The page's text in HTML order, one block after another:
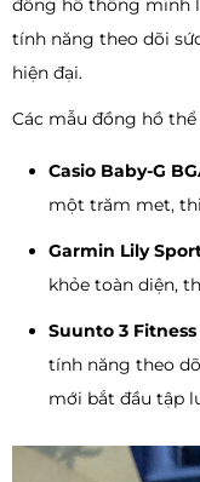
đồng hồ thông minh
tính năng theo dõi
hiện đại.
Các mẫu đồng hồ
Casio Baby-G
một trăm met,
Garmin Lily
khỏe toàn diện,
Suunto 3 Fitness
tính năng theo
mới bắt đầu tập